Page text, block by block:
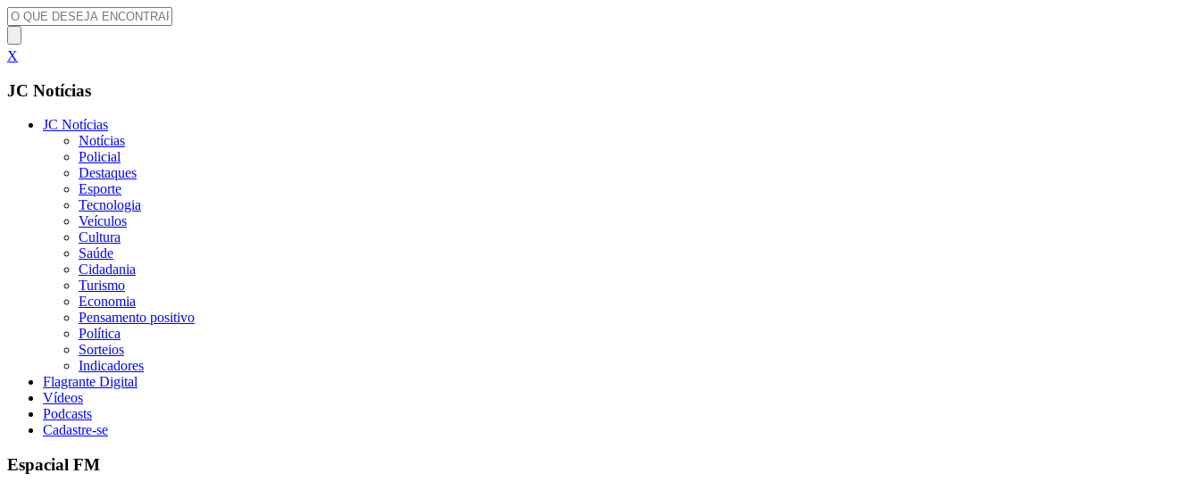
X
JC Notícias
JC Notícias
Notícias
Policial
Destaques
Esporte
Tecnologia
Veículos
Cultura
Saúde
Cidadania
Turismo
Economia
Pensamento positivo
Política
Sorteios
Indicadores
Flagrante Digital
Vídeos
Podcasts
Cadastre-se
Espacial FM